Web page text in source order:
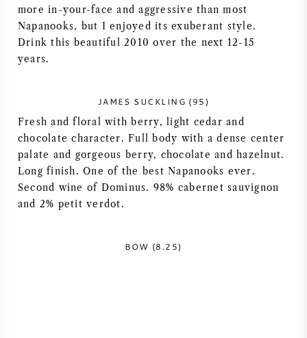
VIN ALLEMAND
VIN PORTUGAIS
TOUT LES PAYS
more in-your-face and aggressive than most
Napanooks, but I enjoyed its exuberant style.
Drink this beautiful 2010 over the next 12-15
years.
JAMES SUCKLING (95)
Fresh and floral with berry, light cedar and
chocolate character. Full body with a dense center
palate and gorgeous berry, chocolate and hazelnut.
Long finish. One of the best Napanooks ever.
Second wine of Dominus. 98% cabernet sauvignon
and 2% petit verdot.
BOW (8.25)